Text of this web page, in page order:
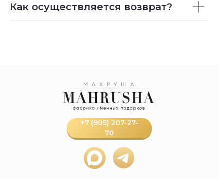
Как осуществляется возврат?
+7 (905) 207-27-
70